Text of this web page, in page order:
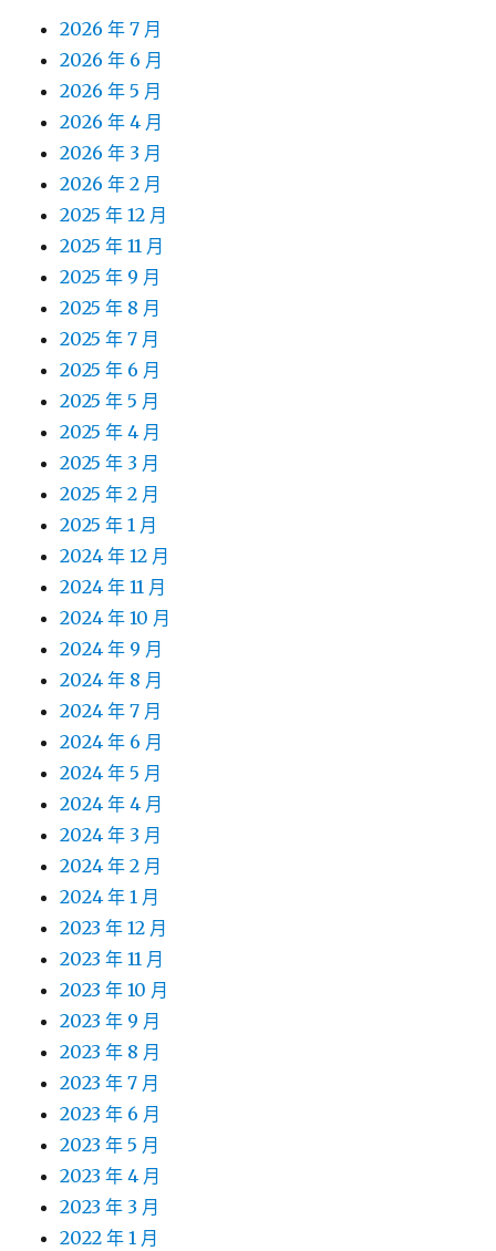
2026 年 7 月
2026 年 6 月
2026 年 5 月
2026 年 4 月
2026 年 3 月
2026 年 2 月
2025 年 12 月
2025 年 11 月
2025 年 9 月
2025 年 8 月
2025 年 7 月
2025 年 6 月
2025 年 5 月
2025 年 4 月
2025 年 3 月
2025 年 2 月
2025 年 1 月
2024 年 12 月
2024 年 11 月
2024 年 10 月
2024 年 9 月
2024 年 8 月
2024 年 7 月
2024 年 6 月
2024 年 5 月
2024 年 4 月
2024 年 3 月
2024 年 2 月
2024 年 1 月
2023 年 12 月
2023 年 11 月
2023 年 10 月
2023 年 9 月
2023 年 8 月
2023 年 7 月
2023 年 6 月
2023 年 5 月
2023 年 4 月
2023 年 3 月
2022 年 1 月